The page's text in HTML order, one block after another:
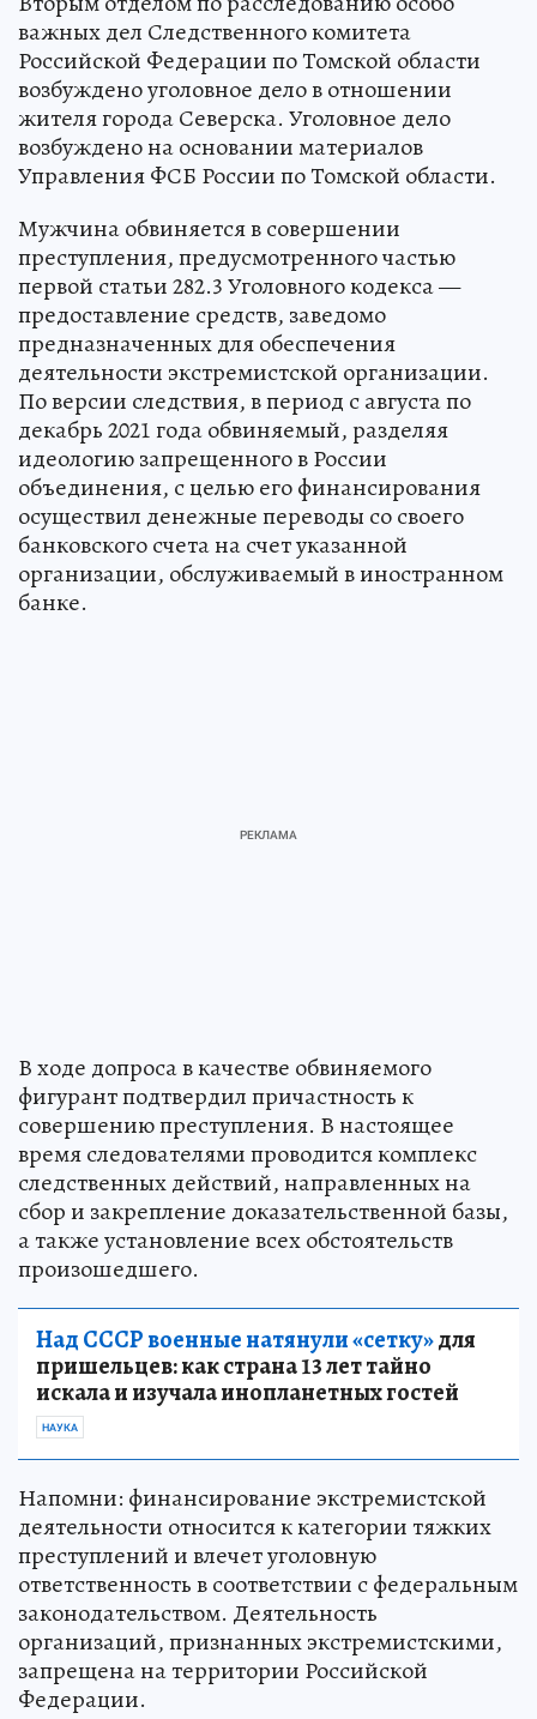
важных дел Следственного комитета
Российской Федерации по Томской области
возбуждено уголовное дело в отношении
жителя города Северска. Уголовное дело
возбуждено на основании материалов
Управления ФСБ России по Томской области.
Мужчина обвиняется в совершении
преступления, предусмотренного частью
первой статьи 282.3 Уголовного кодекса —
предоставление средств, заведомо
предназначенных для обеспечения
деятельности экстремистской организации.
По версии следствия, в период с августа по
декабрь 2021 года обвиняемый, разделяя
идеологию запрещенного в России
объединения, с целью его финансирования
осуществил денежные переводы со своего
банковского счета на счет указанной
организации, обслуживаемый в иностранном
банке.
В ходе допроса в качестве обвиняемого
фигурант подтвердил причастность к
совершению преступления. В настоящее
время следователями проводится комплекс
следственных действий, направленных на
сбор и закрепление доказательственной базы,
а также установление всех обстоятельств
произошедшего.
Над СССР военные натянули «сетку»для
пришельцев: как страна 13 лет тайно
искала и изучала инопланетных гостей
НАУКА
Напомни: финансирование экстремистской
деятельности относится к категории тяжких
преступлений и влечет уголовную
ответственность в соответствии с федеральным
законодательством. Деятельность
организаций, признанных экстремистскими,
запрещена на территории Российской
Федерации.